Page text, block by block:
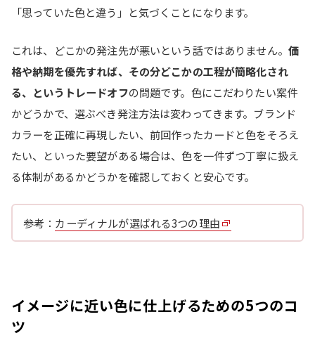
「思っていた色と違う」と気づくことになります。
これは、どこかの発注先が悪いという話ではありません。 価
格や納期を優先すれば、その分どこかの工程が簡略化され
る、というトレードオフの問題です。色にこだわりたい案件
かどうかで、選ぶべき発注方法は変わってきます。ブランド
カラーを正確に再現したい、前回作ったカードと色をそろえ
たい、といった要望がある場合は、色を一件ずつ丁寧に扱え
る体制があるかどうかを確認しておくと安心です。
参考： カーディナルが選ばれる3つの理由
イメージに近い色に仕上げるための5つのコ
ツ